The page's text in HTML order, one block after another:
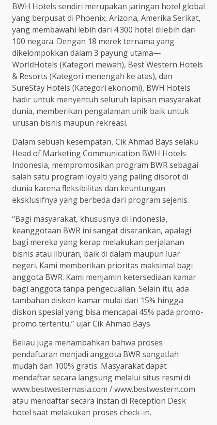
BWH Hotels sendiri merupakan jaringan hotel global
yang berpusat di Phoenix, Arizona, Amerika Serikat,
yang membawahi lebih dari 4.300 hotel dilebih dari
100 negara. Dengan 18 merek ternama yang
dikelompokkan dalam 3 payung utama—
WorldHotels (Kategori mewah), Best Western Hotels
& Resorts (Kategori menengah ke atas), dan
SureStay Hotels (Kategori ekonomi), BWH Hotels
hadir untuk menyentuh seluruh lapisan masyarakat
dunia, memberikan pengalaman unik baik untuk
urusan bisnis maupun rekreasi.
Dalam sebuah kesempatan, Cik Ahmad Bays selaku
Head of Marketing Communication BWH Hotels
Indonesia, mempromosikan program BWR sebagai
salah satu program loyalti yang paling disorot di
dunia karena fleksibilitas dan keuntungan
eksklusifnya yang berbeda dari program sejenis.
“Bagi masyarakat, khususnya di Indonesia,
keanggotaan BWR ini sangat disarankan, apalagi
bagi mereka yang kerap melakukan perjalanan
bisnis atau liburan, baik di dalam maupun luar
negeri. Kami memberikan prioritas maksimal bagi
anggota BWR. Kami menjamin ketersediaan kamar
bagi anggota tanpa pengecualian. Selain itu, ada
tambahan diskon kamar mulai dari 15% hingga
diskon spesial yang bisa mencapai 45% pada promo-
promo tertentu,” ujar Cik Ahmad Bays.
Beliau juga menambahkan bahwa proses
pendaftaran menjadi anggota BWR sangatlah
mudah dan 100% gratis. Masyarakat dapat
mendaftar secara langsung melalui situs resmi di
www.bestwesternasia.com / www.bestwestern.com
atau mendaftar secara instan di Reception Desk
hotel saat melakukan proses check-in.